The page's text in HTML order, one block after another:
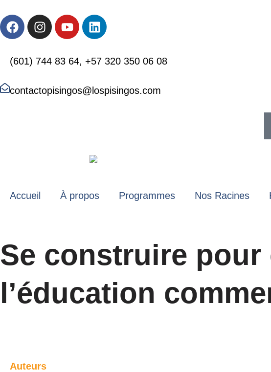
(601) 744 83 64, +57 320 350 06 08
contactopisingos@lospisingos.com
Accueil À propos Programmes Nos Racines
Se construire
l’éducation
Auteurs